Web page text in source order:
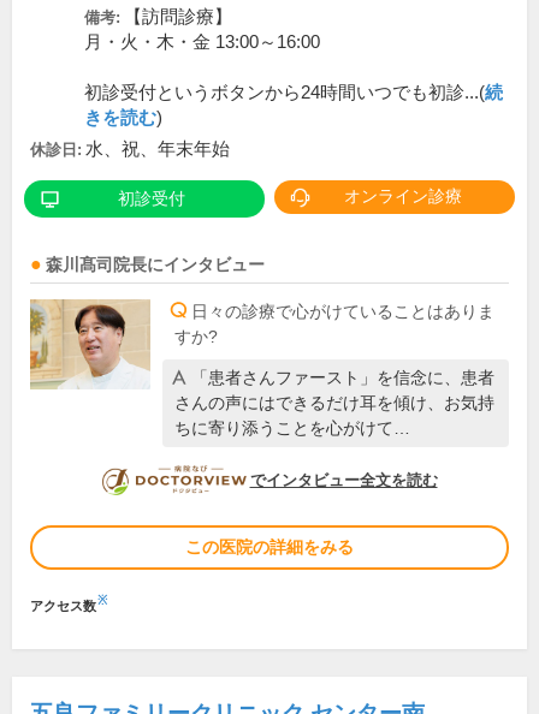
備考:
【訪問診療】
月・火・木・金 13:00～16:00
初診受付というボタンから24時間いつでも初診...(続
きを読む)
休診日: 水、祝、年末年始
初診受付 オンライン診療
森川髙司 院長にインタビュー
日々の診療で心がけていることはありま
すか?
「患者さんファースト」を信念に、患者
さんの声にはできるだけ耳を傾け、お気持
ちに寄り添うことを心がけて…
DOCTORVIEW
でインタビュー全文を読む
この医院の詳細をみる
アクセス数※